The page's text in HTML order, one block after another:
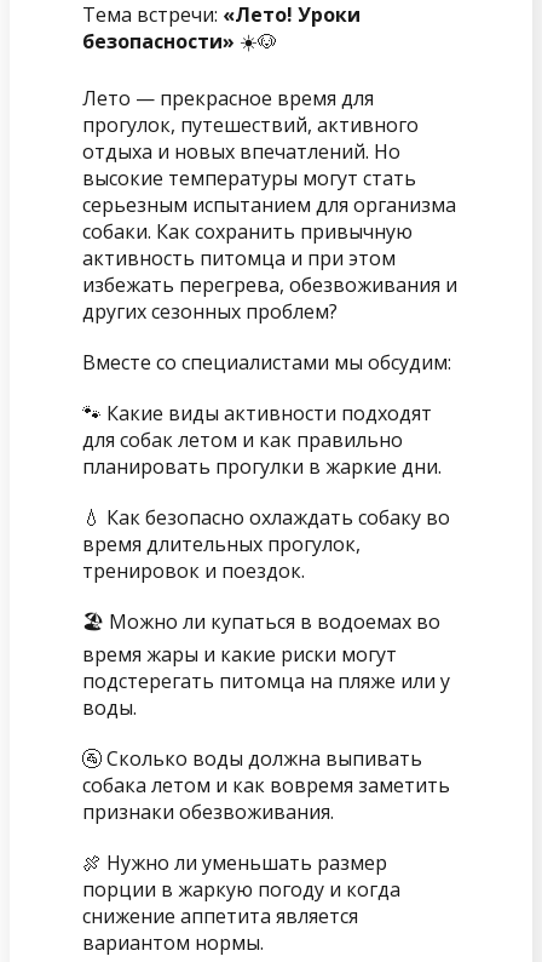
Тема встречи: «Лето! Уроки
безопасности» ☀️🐶
Лето — прекрасное время для
прогулок, путешествий, активного
отдыха и новых впечатлений. Но
высокие температуры могут стать
серьезным испытанием для организма
собаки. Как сохранить привычную
активность питомца и при этом
избежать перегрева, обезвоживания и
других сезонных проблем?
Вместе со специалистами мы обсудим:
🐾 Какие виды активности подходят
для собак летом и как правильно
планировать прогулки в жаркие дни.
💧 Как безопасно охлаждать собаку во
время длительных прогулок,
тренировок и поездок.
🏖️ Можно ли купаться в водоемах во
время жары и какие риски могут
подстерегать питомца на пляже или у
воды.
🚰 Сколько воды должна выпивать
собака летом и как вовремя заметить
признаки обезвоживания.
🍖 Нужно ли уменьшать размер
порции в жаркую погоду и когда
снижение аппетита является
вариантом нормы.